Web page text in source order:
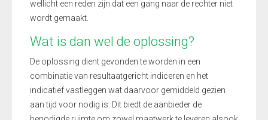
wellicht een reden zijn dat een gang naar de rechter niet
wordt gemaakt.
Wat is dan wel de oplossing?
De oplossing dient gevonden te worden in een
combinatie van resultaatgericht indiceren en het
indicatief vastleggen wat daarvoor gemiddeld gezien
aan tijd voor nodig is. Dit biedt de aanbieder de